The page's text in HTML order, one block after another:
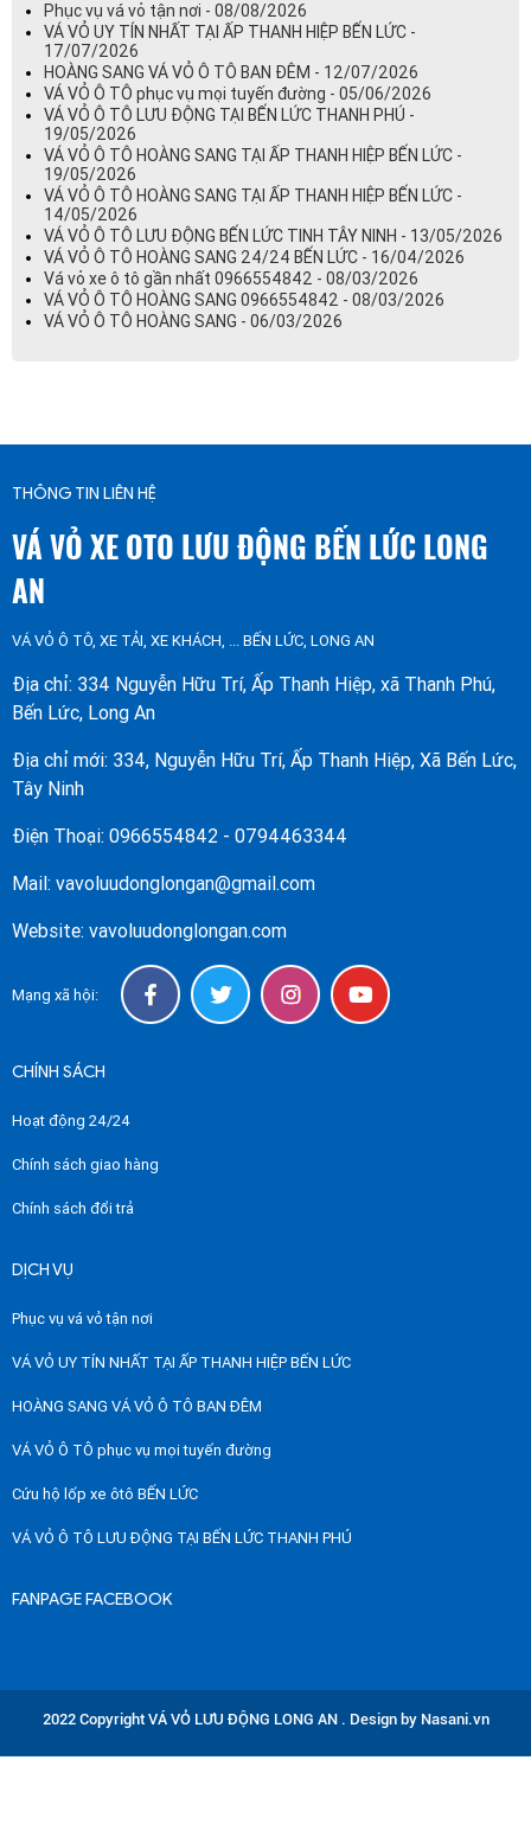
Phục vụ vá vỏ tận nơi - 08/08/2026
VÁ VỎ UY TÍN NHẤT TẠI ẤP THANH HIỆP BẾN LỨC -
17/07/2026
HOÀNG SANG VÁ VỎ Ô TÔ BAN ĐÊM - 12/07/2026
VÁ VỎ Ô TÔ phục vụ mọi tuyến đường - 05/06/2026
VÁ VỎ Ô TÔ LƯU ĐỘNG TẠI BẾN LỨC THANH PHÚ -
19/05/2026
VÁ VỎ Ô TÔ HOÀNG SANG TẠI ẤP THANH HIỆP BẾN LỨC -
19/05/2026
VÁ VỎ Ô TÔ HOÀNG SANG TẠI ẤP THANH HIỆP BẾN LỨC -
14/05/2026
VÁ VỎ Ô TÔ LƯU ĐỘNG BẾN LỨC TINH TÂY NINH - 13/05/2026
VÁ VỎ Ô TÔ HOÀNG SANG 24/24 BẾN LỨC - 16/04/2026
Vá vỏ xe ô tô gần nhất 0966554842 - 08/03/2026
VÁ VỎ Ô TÔ HOÀNG SANG 0966554842 - 08/03/2026
VÁ VỎ Ô TÔ HOÀNG SANG - 06/03/2026
THÔNG TIN LIÊN HỆ
VÁ VỎ XE OTO LƯU ĐỘNG BẾN LỨC LONG
AN
VÁ VỎ Ô TÔ, XE TẢI, XE KHÁCH, ... BẾN LỨC, LONG AN
Địa chỉ: 334 Nguyễn Hữu Trí, Ấp Thanh Hiệp, xã Thanh Phú,
Bến Lức, Long An
Địa chỉ mới: 334, Nguyễn Hữu Trí, Ấp Thanh Hiệp, Xã Bến Lức,
Tây Ninh
Điện Thoại: 0966554842 - 0794463344
Mail: vavoluudonglongan@gmail.com
Website: vavoluudonglongan.com
Mạng xã hội:
CHÍNH SÁCH
Hoạt động 24/24
Chính sách giao hàng
Chính sách đổi trả
DỊCH VỤ
Phục vụ vá vỏ tận nơi
VÁ VỎ UY TÍN NHẤT TẠI ẤP THANH HIỆP BẾN LỨC
HOÀNG SANG VÁ VỎ Ô TÔ BAN ĐÊM
VÁ VỎ Ô TÔ phục vụ mọi tuyến đường
Cứu hộ lốp xe ôtô BẾN LỨC
VÁ VỎ Ô TÔ LƯU ĐỘNG TẠI BẾN LỨC THANH PHÚ
FANPAGE FACEBOOK
2022 Copyright VÁ VỎ LƯU ĐỘNG LONG AN . Design by Nasani.vn